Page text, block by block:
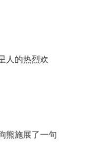
人的热烈欢
熊施展了一句